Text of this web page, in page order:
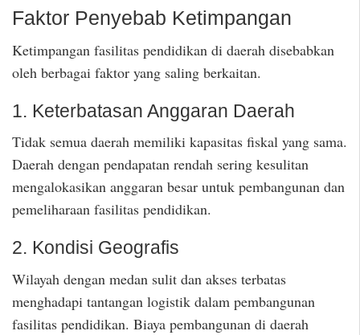
Faktor Penyebab Ketimpangan
Ketimpangan fasilitas pendidikan di daerah disebabkan
oleh berbagai faktor yang saling berkaitan.
1. Keterbatasan Anggaran Daerah
Tidak semua daerah memiliki kapasitas fiskal yang sama.
Daerah dengan pendapatan rendah sering kesulitan
mengalokasikan anggaran besar untuk pembangunan dan
pemeliharaan fasilitas pendidikan.
2. Kondisi Geografis
Wilayah dengan medan sulit dan akses terbatas
menghadapi tantangan logistik dalam pembangunan
fasilitas pendidikan. Biaya pembangunan di daerah